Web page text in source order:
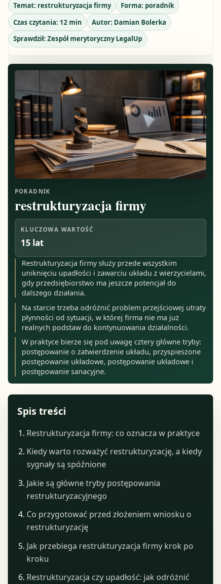
Temat: restrukturyzacja firmy Forma: poradnik
Czas czytania: 12 min Autor: Damian Bolerka
Sprawdził: Zespół merytoryczny LegalUp
PORADNIK
restrukturyzacja firmy
KLUCZOWA WARTOŚĆ
15 lat
Restrukturyzacja firmy służy przede wszystkim
uniknięciu upadłości i zawarciu układu z wierzycielami,
gdy przedsiębiorstwo ma jeszcze potencjał do
dalszego działania.
Na starcie trzeba odróżnić problem przejściowej utraty
płynności od sytuacji, w której firma nie ma już
realnych podstaw do kontynuowania działalności.
W praktyce bierze się pod uwagę cztery główne tryby:
postępowanie o zatwierdzenie układu, przyspieszone
postępowanie układowe, postępowanie układowe i
postępowanie sanacyjne.
Spis treści
Restrukturyzacja firmy: co oznacza w praktyce
Kiedy warto rozważyć restrukturyzację, a kiedy
sygnały są spóźnione
Jakie są główne tryby postępowania
restrukturyzacyjnego
Co przygotować przed złożeniem wniosku o
restrukturyzację
Jak przebiega restrukturyzacja firmy krok po
kroku
Restrukturyzacja czy upadłość: jak odróżnić